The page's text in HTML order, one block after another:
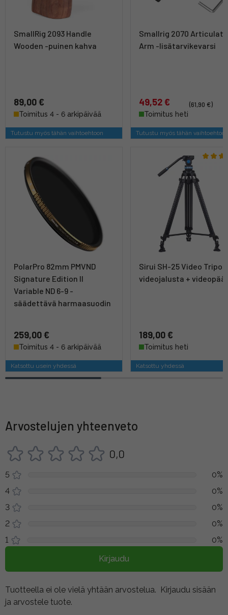
SmallRig 2093 Handle
Wooden -puinen kahva
89,00 €
Toimitus 4 - 6 arkipäivää
Tutustu myös tähän vaihtoehtoon
Smallrig 2070
Arm -lisätarvikevarsi
49,52 €
(61,90 €)
Toimitus heti
Tutustu myös tähän
PolarPro 82mm PMVND
Signature Edition II
Variable ND 6-9 -
säädettävä harmaasuodin
259,00 €
Toimitus 4 - 6 arkipäivää
Katsottu usein yhdessä
Sirui SH-25 Video Tripod
videojalusta + videopää
189,00 €
Toimitus heti
Katsottu yhdessä
Arvostelujen yhteenveto
0,0
5
0%
4
0%
3
0%
2
0%
1
0%
Kirjaudu
Tuotteella ei ole vielä yhtään arvostelua. Kirjaudu sisään
ja arvostele tuote.